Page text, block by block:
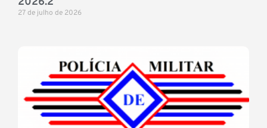
27 de julho de 2026